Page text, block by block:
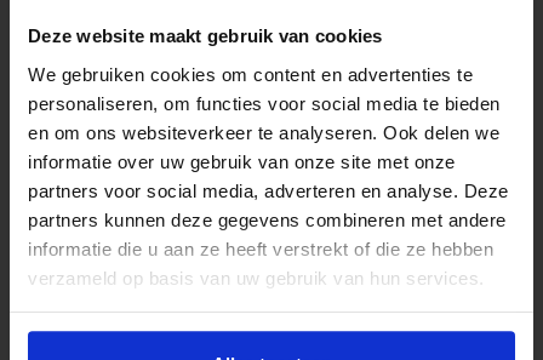
Deze website maakt gebruik van cookies
We gebruiken cookies om content en advertenties te
personaliseren, om functies voor social media te bieden
en om ons websiteverkeer te analyseren. Ook delen we
informatie over uw gebruik van onze site met onze
partners voor social media, adverteren en analyse. Deze
partners kunnen deze gegevens combineren met andere
informatie die u aan ze heeft verstrekt of die ze hebben
verzameld op basis van uw gebruik van hun services.
Sport
Benieuwd
naar meer
info en de
voorwaarden
Cultu
ur
Benieuwd
naar meer
info en de
Diplo
mazw
emm
en
naar meer